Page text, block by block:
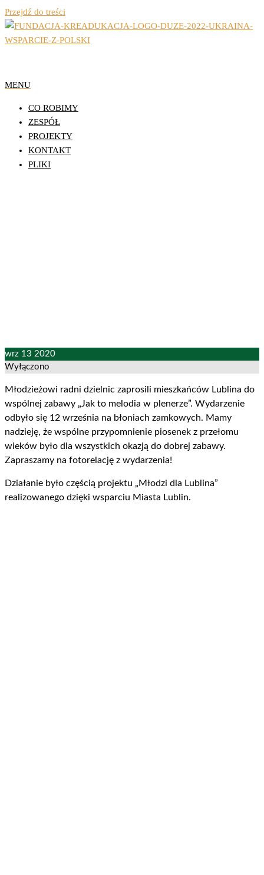
Przejdź do treści
Fundacja Działań
Edukacyjnych
KReAdukacja
MENU
CO ROBIMY
ZESPÓŁ
PROJEKTY
KONTAKT
PLIKI
wrz 13 2020
Wyłączono
Młodzieżowi radni dzielnic zaprosili mieszkańców Lublina do
wspólnej zabawy „Jak to melodia w plenerze”. Wydarzenie
odbyło się 12 września na błoniach zamkowych. Mamy
nadzieję, że wspólne przypomnienie piosenek z przełomu
wieków było dla wszystkich okazją do dobrej zabawy.
Zapraszamy na fotorelację z wydarzenia!
Działanie było częścią projektu „Młodzi dla Lublina”
realizowanego dzięki wsparciu Miasta Lublin.